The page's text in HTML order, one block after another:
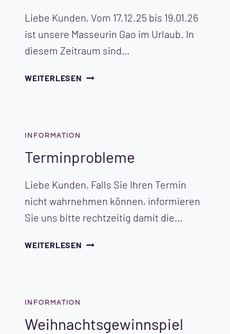
Liebe Kunden, Vom 17.12.25 bis 19.01.26
ist unsere Masseurin Gao im Urlaub. In
diesem Zeitraum sind…
WEITERLESEN URLAUB
INFORMATION
Terminprobleme
Liebe Kunden, Falls Sie Ihren Termin
nicht wahrnehmen können, informieren
Sie uns bitte rechtzeitig damit die…
WEITERLESEN TERMINPROBLEME
INFORMATION
Weihnachtsgewinnspiel